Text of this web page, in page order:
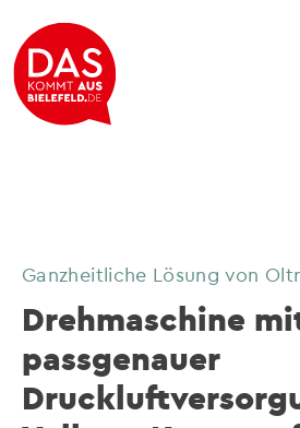
Ganzheitliche Lösung von
Drehmaschine
passgenauer